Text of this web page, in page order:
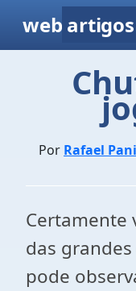
web artigos
Por Rafael
Certamente
das
pode